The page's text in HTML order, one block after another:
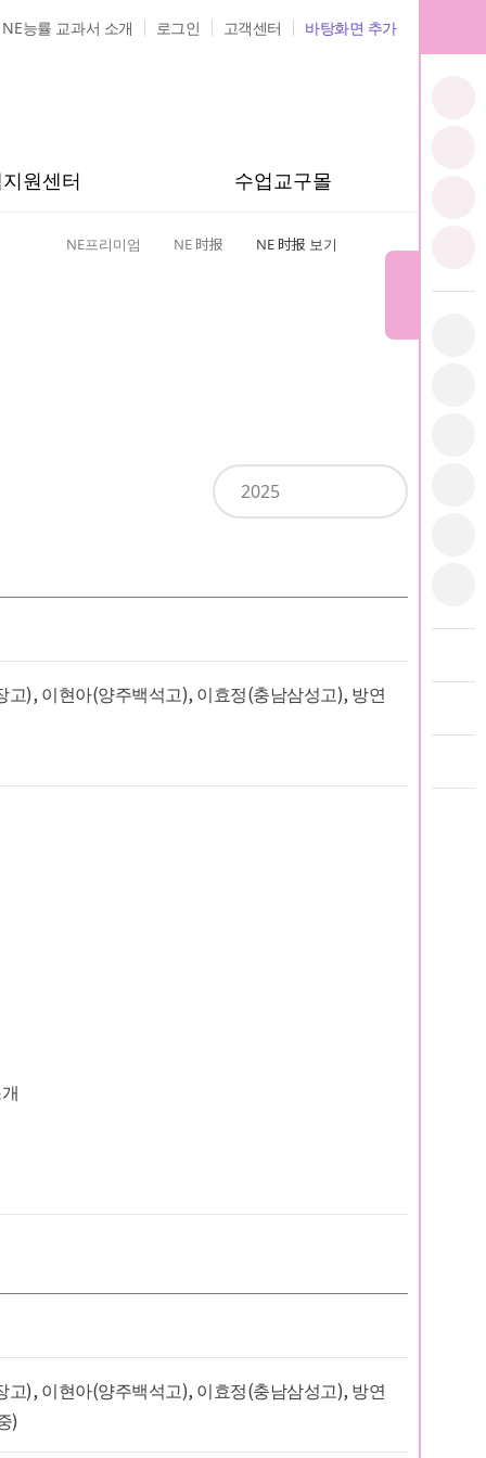
NE능률 교과서 소개 로그인 고객센터 바탕화면 추가
원센터 수업교구몰
NE프리미엄 NE 时报 NE 时报 보기
2025
), 이현아(양주백석고), 이효정(충남삼성고), 방연
), 이현아(양주백석고), 이효정(충남삼성고), 방연
)